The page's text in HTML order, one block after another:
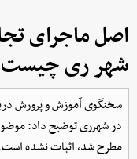
اصل ماجرای
شهر ری
سخنگوی آموزش و پرورش
در شهرری توضیح داد:
مطرح شد، اثبات نشده